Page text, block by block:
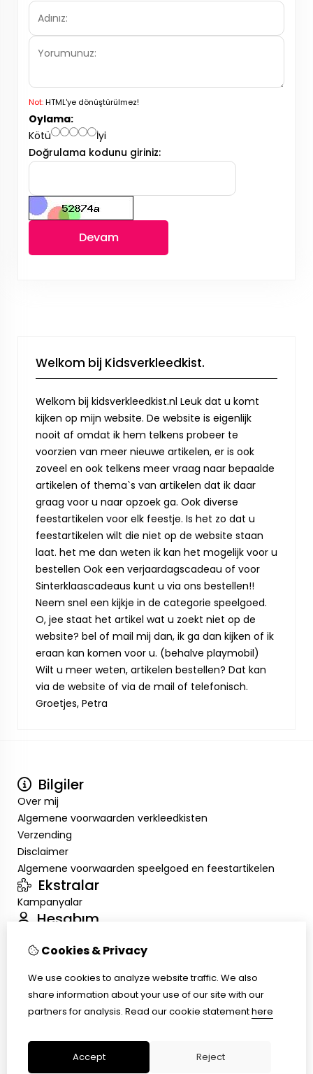
Not:HTML'ye dönüştürülmez!
Oylama:
Kötü
İyi
Doğrulama kodunu giriniz:
Devam
Welkom bij Kidsverkleedkist.
Welkom bij kidsverkleedkist.nl Leuk dat u komt
kijken op mijn website. De website is eigenlijk
nooit af omdat ik hem telkens probeer te
voorzien van meer nieuwe artikelen, er is ook
zoveel en ook telkens meer vraag naar bepaalde
artikelen of thema`s van artikelen dat ik daar
graag voor u naar opzoek ga. Ook diverse
feestartikelen voor elk feestje. Is het zo dat u
feestartikelen wilt die niet op de website staan
laat. het me dan weten ik kan het mogelijk voor u
bestellen Ook een verjaardagscadeau of voor
Sinterklaascadeaus kunt u via ons bestellen!!
Neem snel een kijkje in de categorie speelgoed.
O, jee staat het artikel wat u zoekt niet op de
website? bel of mail mij dan, ik ga dan kijken of ik
eraan kan komen voor u. (behalve playmobil)
Wilt u meer weten, artikelen bestellen? Dat kan
via de website of via de mail of telefonisch.
Groetjes, Petra
Bilgiler
Over mij
Algemene voorwaarden verkleedkisten
Verzending
Disclaimer
Algemene voorwaarden speelgoed en feestartikelen
Ekstralar
Kampanyalar
Hesabım
Sipariş Geçmişim
Müşteri Servisi
Ürün İadesi
Cookies & Privacy
We use cookies to analyze website traffic. We also
share information about your use of our site with our
partners for analysis. Read our cookie statementhere
Accept Reject